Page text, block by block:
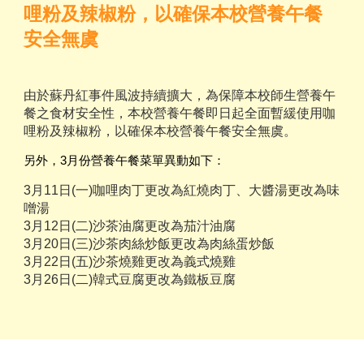
哩粉及辣椒粉，以確保本校營養午餐
安全無虞
由於蘇丹紅事件風波持續擴大，為保障本校師生營養午
餐之食材安全性，本校營養午餐即日起全面暫緩使用咖
哩粉及辣椒粉，以確保本校營養午餐安全無虞。
另外，3月份營養午餐菜單異動如下：
3月11日(一)咖哩肉丁更改為紅燒肉丁、大醬湯更改為味
噌湯
3月12日(二)沙茶油腐更改為茄汁油腐
3月20日(三)沙茶肉絲炒飯更改為肉絲蛋炒飯
3月22日(五)沙茶燒雞更改為義式燒雞
3月26日(二)韓式豆腐更改為鐵板豆腐